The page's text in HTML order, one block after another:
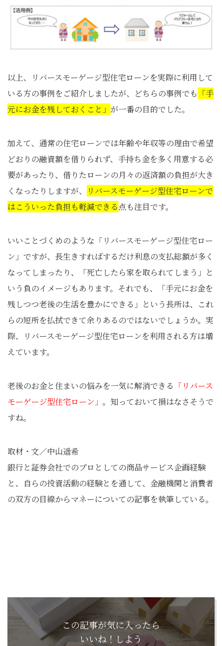
以上、リバースモーゲージ型住宅ローンを実際に利用して
いる方の事例をご紹介しましたが、どちらの事例でも 「手
元にお金を残しておくこと」 が一番の目的でした。
加えて、通常の住宅ローンでは年齢や年収等の理由で希望
どおりの融資額を借りられず、手持ち金を多く用意する必
要があったり、借りたローンの月々の返済額の負担が大き
くなったりしますが、
リバースモーゲージ型住宅ローンで
はこういった負担も軽減できる点も注目です。
いいことづくめのような「リバースモーゲージ型住宅ロー
ン」ですが、長生きすればするだけ利息の支払総額が多く
なってしまったり、「死亡したら家を取られてしまう」と
いう負のイメージもあります。それでも、「手元にお金を
残しつつ老後の生活を豊かにできる」という長所は、これ
らの短所を払拭できて余りあるのではないでしょうか。実
際、リバースモーゲージ型住宅ローンを利用される方は増
えています。
老後のお金と住まいの悩みを一気に解消できる 「リバース
モーゲージ型住宅ローン」 。知っておいて損はなさそうで
すね。
取材・文／中山遥希
銀行と証券会社でのプロとしての商品サービス企画経験
と、自らの投資活動の経験とを通して、金融機関と消費者
の双方の目線からマネーについての記事を執筆している。
この記事が気に入ったら
いいね！しよう